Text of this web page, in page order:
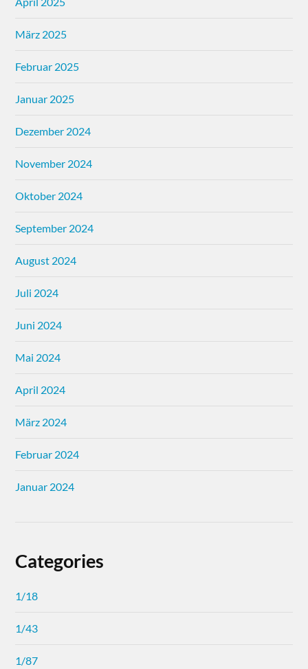
März 2025
Februar 2025
Januar 2025
Dezember 2024
November 2024
Oktober 2024
September 2024
August 2024
Juli 2024
Juni 2024
Mai 2024
April 2024
März 2024
Februar 2024
Januar 2024
Categories
1/18
1/43
1/87